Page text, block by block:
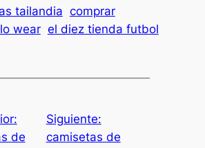
tailandia comprar
wear el diez tienda futbol
de
Siguiente:
camisetas de